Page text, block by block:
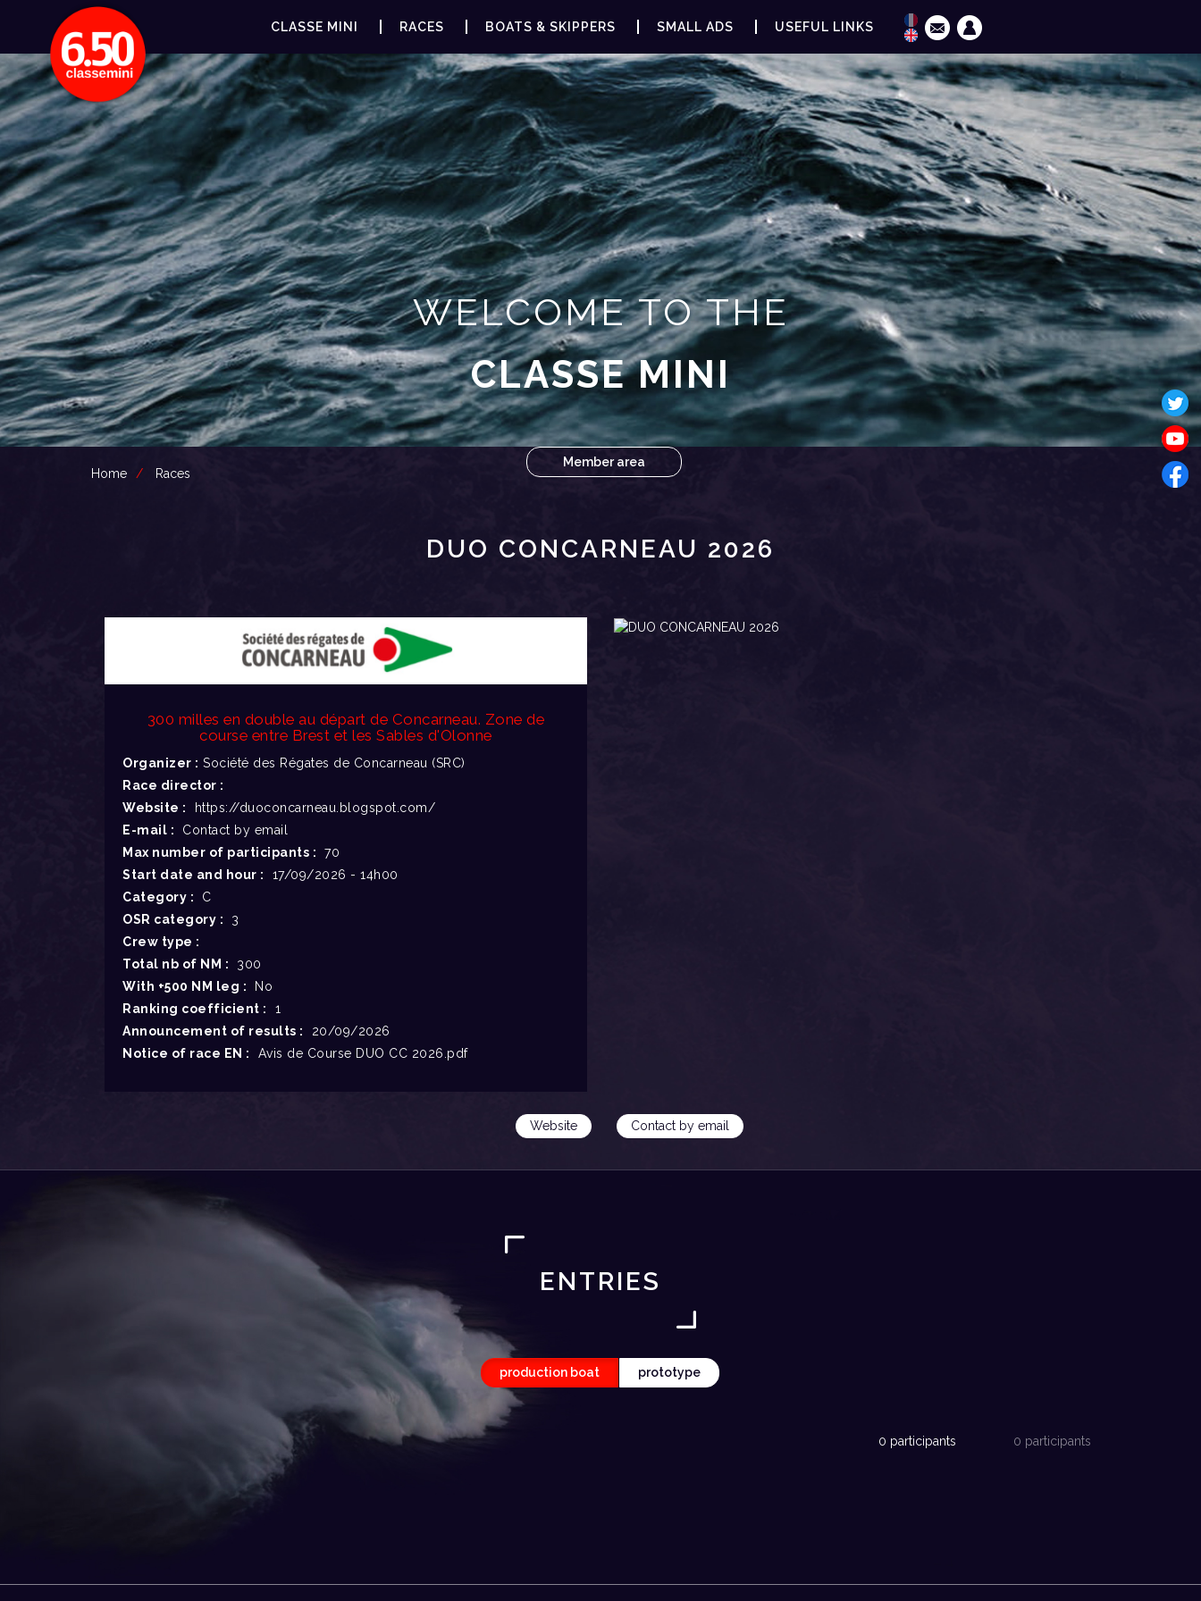
CLASSE MINI RACES BOATS & SKIPPERS SMALL ADS USEFUL LINKS
WELCOME TO THE
CLASSE MINI
Member area
Home
Races
DUO CONCARNEAU 2026
300 milles en double au départ de Concarneau. Zone de
course entre Brest et les Sables d'Olonne
Organizer : Société des Régates de Concarneau (SRC)
Race director :
Website :
https://duoconcarneau.blogspot.com/
E-mail :
Contact by email
Max number of participants : 70
Start date and hour : 17/09/2026 - 14h00
Category : C
OSR category : 3
Crew type :
Total nb of NM : 300
With +500 NM leg : No
Ranking coefficient : 1
Announcement of results : 20/09/2026
Notice of race EN :
Avis de Course DUO CC 2026.pdf
Website Contact by email
ENTRIES
production boat prototype
0 participants 0 participants